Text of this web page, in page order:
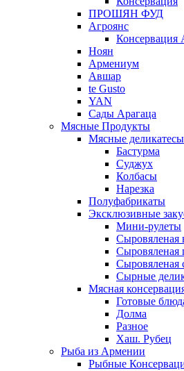
ПРОШЯН ФУД
Агроянс
Консервация
Ноян
Армениум
Авшар
te Gusto
YAN
Сады Арагаца
Мясные Продукты
Мясные деликатесы
Бастурма
Суджух
Колбасы
Нарезка
Полуфабрикаты
Эксклюзивные
Мини-рулеты
Сыровяленая
Сыровяленая
Сыровяленая
Сырные
Мясная
Готовые
Долма
Разное
Хаш. Рубец
Рыба из Армении
Рыбные